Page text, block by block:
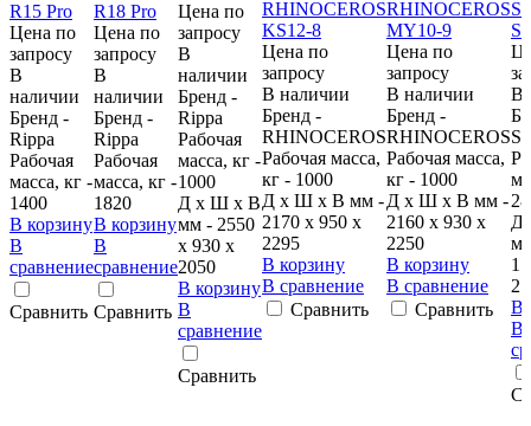
Цена по
запросу
В
наличии
Бренд -
Rippa
Рабочая
масса, кг -
1400
В корзину
В
сравнение
Сравнить
Цена по
запросу
В
наличии
Бренд -
Rippa
Рабочая
масса, кг -
1820
В корзину
В
сравнение
Сравнить
Цена по
запросу
В
наличии
Бренд -
Rippa
Рабочая
масса, кг -
1000
Д x Ш x В
мм - 2550
х 930 х
2050
В корзину
В
сравнение
Сравнить
Цена по
запросу
В наличии
Бренд -
RHINOCEROS
Рабочая масса,
кг - 1000
Д x Ш x В мм -
2170 х 950 х
2295
В корзину
В сравнение
Сравнить
Цена по
запросу
В наличии
Бренд -
RHINOCEROS
Рабочая масса,
кг - 1000
Д x Ш x В мм -
2160 х 930 х
2250
В корзину
В сравнение
Сравнить
В
Д
В
В